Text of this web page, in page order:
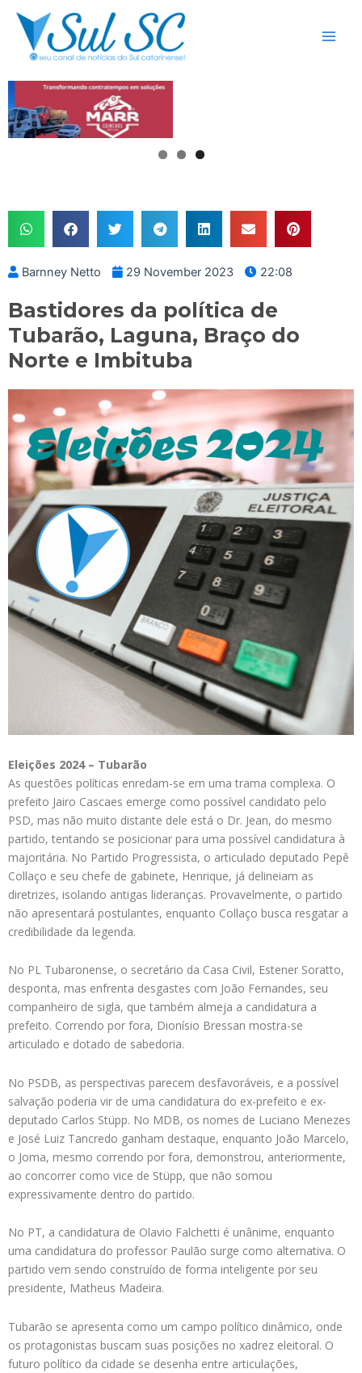
Skip
content
Barnney Netto 29 November 2023 22:08
Bastidores da política de
Tubarão, Laguna, Braço do
Norte e Imbituba
Eleições 2024 – Tubarão
As questões políticas enredam-se em uma trama complexa. O
prefeito Jairo Cascaes emerge como possível candidato pelo
PSD, mas não muito distante dele está o Dr. Jean, do mesmo
partido, tentando se posicionar para uma possível candidatura à
majoritária. No Partido Progressista, o articulado deputado Pepê
Collaço e seu chefe de gabinete, Henrique, já delineiam as
diretrizes, isolando antigas lideranças. Provavelmente, o partido
não apresentará postulantes, enquanto Collaço busca resgatar a
credibilidade da legenda.
No PL Tubaronense, o secretário da Casa Civil, Estener Soratto,
desponta, mas enfrenta desgastes com João Fernandes, seu
companheiro de sigla, que também almeja a candidatura a
prefeito. Correndo por fora, Dionísio Bressan mostra-se
articulado e dotado de sabedoria.
No PSDB, as perspectivas parecem desfavoráveis, e a possível
salvação poderia vir de uma candidatura do ex-prefeito e ex-
deputado Carlos Stüpp. No MDB, os nomes de Luciano Menezes
e José Luiz Tancredo ganham destaque, enquanto João Marcelo,
o Joma, mesmo correndo por fora, demonstrou, anteriormente,
ao concorrer como vice de Stüpp, que não somou
expressivamente dentro do partido.
No PT, a candidatura de Olavio Falchetti é unânime, enquanto
uma candidatura do professor Paulão surge como alternativa. O
partido vem sendo construído de forma inteligente por seu
presidente, Matheus Madeira.
Tubarão se apresenta como um campo político dinâmico, onde
os protagonistas buscam suas posições no xadrez eleitoral. O
futuro político da cidade se desenha entre articulações,